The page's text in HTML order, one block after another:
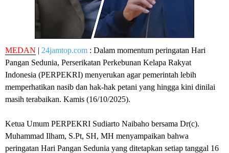
MEDAN | 24jamtop.com : Dalam momentum peringatan Hari
Pangan Sedunia, Perserikatan Perkebunan Kelapa Rakyat
Indonesia (PERPEKRI) menyerukan agar pemerintah lebih
memperhatikan nasib dan hak-hak petani yang hingga kini dinilai
masih terabaikan. Kamis (16/10/2025).
Ketua Umum PERPEKRI Sudiarto Naibaho bersama Dr(c).
Muhammad Ilham, S.Pt, SH, MH menyampaikan bahwa
peringatan Hari Pangan Sedunia yang ditetapkan setiap tanggal 16